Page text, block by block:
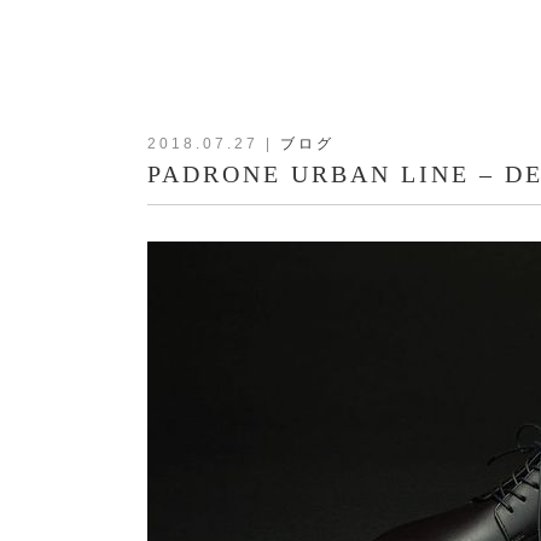
2018.07.27 ブログ
PADRONE URBAN LINE –